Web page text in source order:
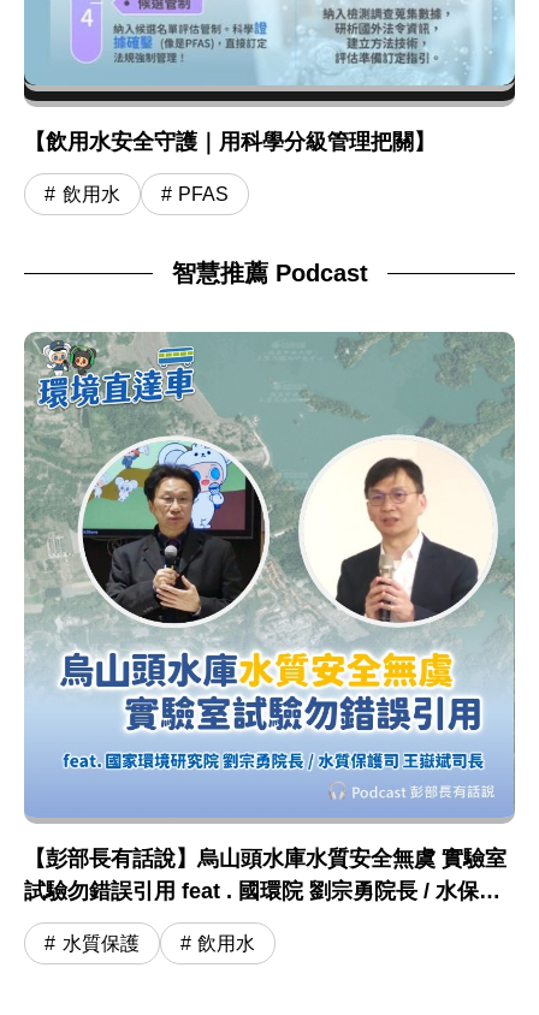
【飲用水安全守護｜用科學分級管理把關】
飲用水 PFAS
智慧推薦 Podcast
【彭部長有話說】烏山頭水庫水質安全無虞 實驗室
試驗勿錯誤引用 feat . 國環院 劉宗勇院長 / 水保司
王嶽斌司長
水質保護 飲用水